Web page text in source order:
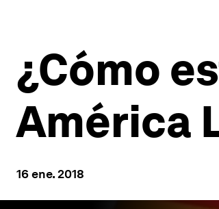
¿Cómo
América
16 ene. 2018